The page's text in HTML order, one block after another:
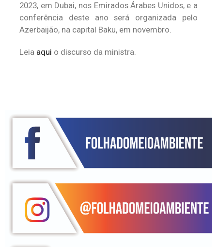
2023, em Dubai, nos Emirados Árabes Unidos, e a
conferência deste ano será organizada pelo
Azerbaijão, na capital Baku, em novembro.
Leia aqui o discurso da ministra.